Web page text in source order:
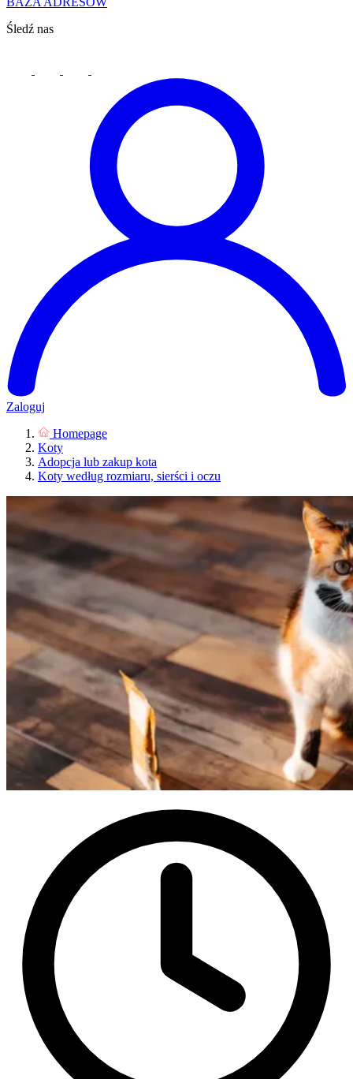
Śledź nas
Zaloguj
Homepage
Koty
Adopcja lub zakup kota
Koty według rozmiaru, sierści i oczu